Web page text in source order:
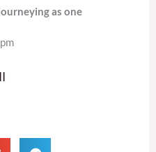
as one